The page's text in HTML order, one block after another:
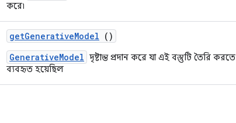
করে৷
getGenerativeModel ()
GenerativeModel দৃষ্টান্ত প্রদান করে যা এই বস্তুটি তৈরি করতে
ব্যবহৃত হয়েছিল